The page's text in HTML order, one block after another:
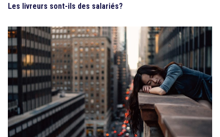
Les livreurs sont-ils des salariés?